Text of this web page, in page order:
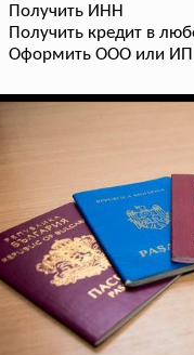
Получить ИНН
Получить кредит в
Оформить ООО или ИП